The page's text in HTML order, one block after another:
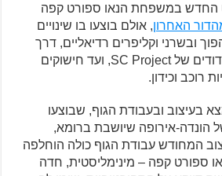
החדש במשפחת הנאו ספורט קפה
, אולם בוצעו בו שינויים
ובשרני וקליפרים רדיאליים, דרך
מערכת פליטה כפולת דודים של SC Project, ועד חישוקים
רוכב וכידון.
בעיצוב ובעבודת הגוף, שבוצעו
הונדה-אירופה שיושבת ברומא,
המחודש עבודת הגוף כולה הוחלפה
ספורט קפה – מינימליסטית, חדה